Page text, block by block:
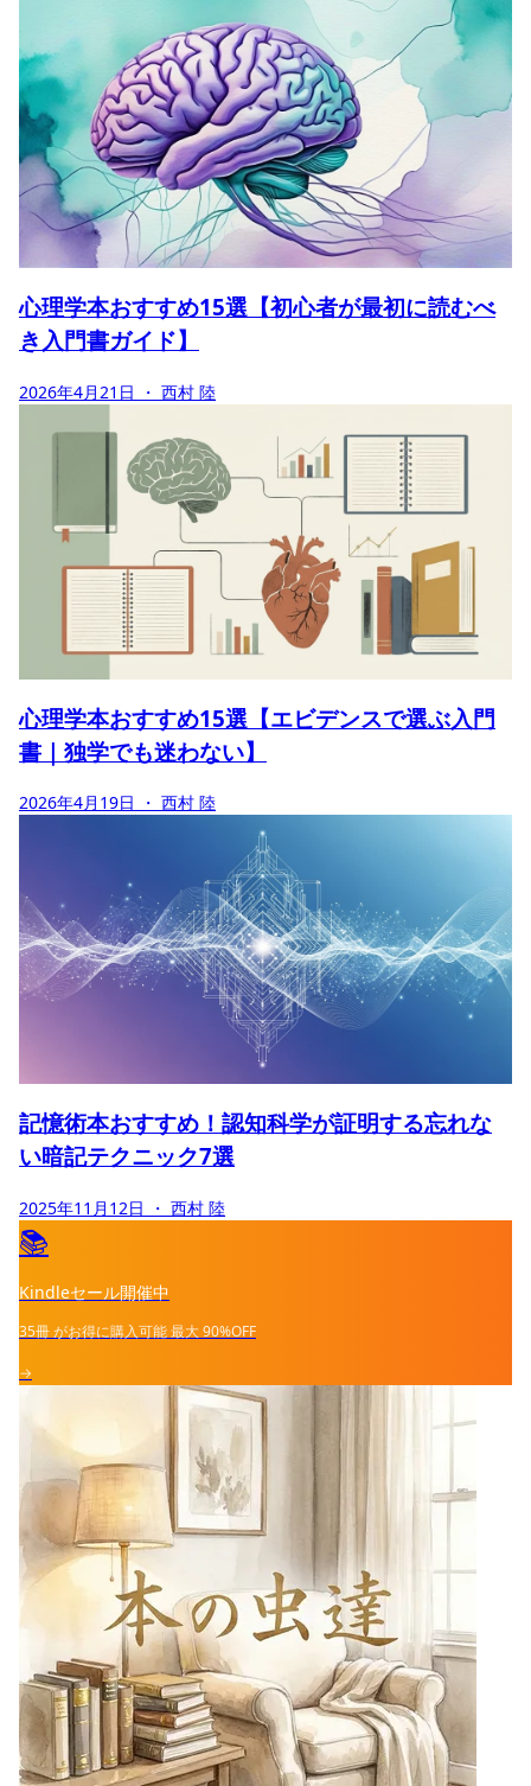
心理学本おすすめ15選【初心者が最初に読むべ
き入門書ガイド】
2026年4月21日 ・ 西村 陸
心理学本おすすめ15選【エビデンスで選ぶ入門
書｜独学でも迷わない】
2026年4月19日 ・ 西村 陸
記憶術本おすすめ！認知科学が証明する忘れな
い暗記テクニック7選
2025年11月12日 ・ 西村 陸
📚
Kindleセール開催中
35冊がお得に購入可能最大90%OFF
→